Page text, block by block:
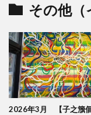
その他（
2026年3月 【子之籏